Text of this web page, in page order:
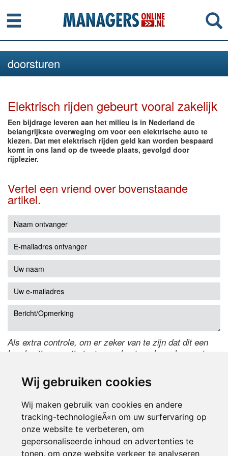
Wij gebruiken cookies
Wij maken gebruik van cookies en andere
tracking-technologieÃ«n om uw surfervaring op
onze website te verbeteren, om
gepersonaliseerde inhoud en advertenties te
tonen, om onze website verkeer te analyseren
Menu
doorsturen
Elektrisch rijden gebeurt vooral zakelijk
Een bijdrage leveren aan het milieu is in Nederland de
belangrijkste overweging om voor een elektrische auto te
kiezen. Dat met elektrisch rijden geld kan worden bespaard
komt in ons land op de tweede plaats, gevolgd door
rijplezier.
Vertel een vriend over bovenstaande
artikel.
Als extra controle, om er zeker van te zijn dat dit een
handmatige reactie is, typ onderstaande code over in
de code te wijzigen.